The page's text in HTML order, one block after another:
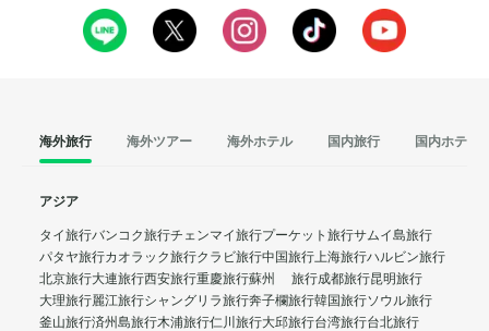
海外旅行 海外ツアー 海外ホテル 国内旅行 国内ホテル
アジア
タイ旅行バンコク旅行チェンマイ旅行プーケット旅行サムイ島旅行
パタヤ旅行カオラック旅行クラビ旅行中国旅行上海旅行ハルビン旅行
北京旅行大連旅行西安旅行重慶旅行蘇州 旅行成都旅行昆明旅行
大理旅行麗江旅行シャングリラ旅行奔子欄旅行韓国旅行ソウル旅行
釜山旅行済州島旅行木浦旅行仁川旅行大邱旅行台湾旅行台北旅行